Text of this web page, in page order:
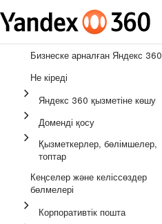
Бизнеске арналған Яндекс 360
Не кіреді
Яндекс 360 қызметіне көшу
Доменді қосу
Қызметкерлер, бөлімшелер,
топтар
Кеңселер және келіссөздер
бөлмелері
Корпоративтік пошта